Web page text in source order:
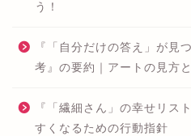
う！
『「自分だけの答え」が見
考』の要約｜アートの見方
『「繊細さん」の幸せリス
すくなるための行動指針